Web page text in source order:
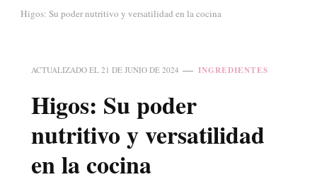
Higos: Su poder nutritivo y versatilidad en la cocina
ACTUALIZADO EL 21 DE JUNIO DE 2024 INGREDIENTES
Higos: Su poder
nutritivo y versatilidad
en la cocina